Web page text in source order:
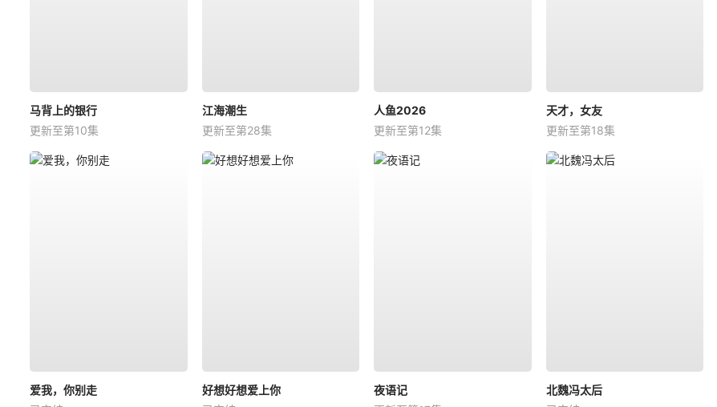
马背上的银行
更新至第10集
江海潮生
更新至第28集
人鱼2026
更新至第12集
天才，女友
更新至第18集
爱我，你别走
好想好想爱上你
夜语记
北魏冯太后